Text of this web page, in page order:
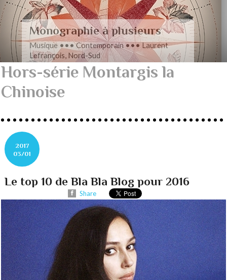
Romance en musique
Musique ••• Contemporain ••• Nathan
Henninger, Romanza pour cordes
Hors-série Montargis la
Chinoise
2017
03/01
Le top 10 de Bla Bla Blog pour 2016
Share